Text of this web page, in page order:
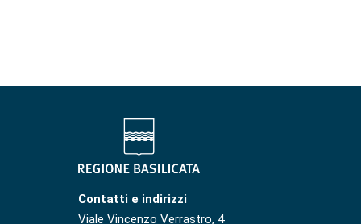
Contatti e indirizzi
Viale Vincenzo Verrastro, 4